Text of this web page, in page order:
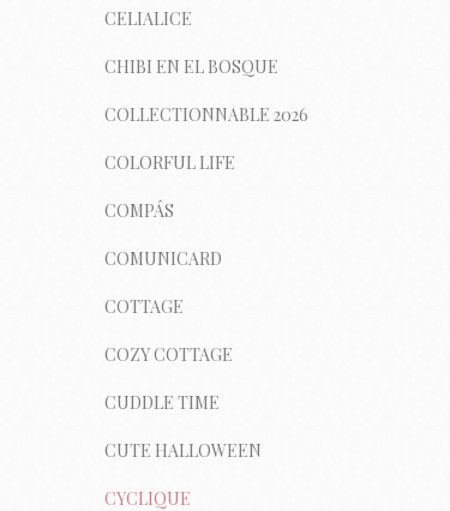
CELIALICE
CHIBI EN EL BOSQUE
COLLECTIONNABLE 2026
COLORFUL LIFE
COMPÁS
COMUNICARD
COTTAGE
COZY COTTAGE
CUDDLE TIME
CUTE HALLOWEEN
CYCLIQUE